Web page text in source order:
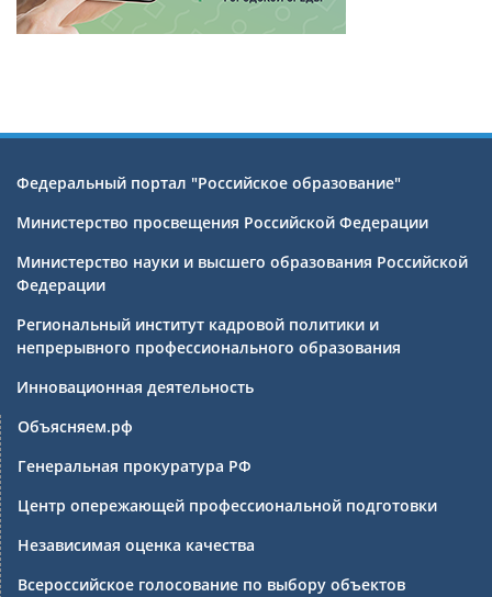
Федеральный портал "Российское образование"
Министерство просвещения Российской Федерации
Министерство науки и высшего образования Российской
Федерации
Региональный институт кадровой политики и
непрерывного профессионального образования
Инновационная деятельность
Объясняем.рф
Генеральная прокуратура РФ
Центр опережающей профессиональной подготовки
Независимая оценка качества
Всероссийское голосование по выбору объектов